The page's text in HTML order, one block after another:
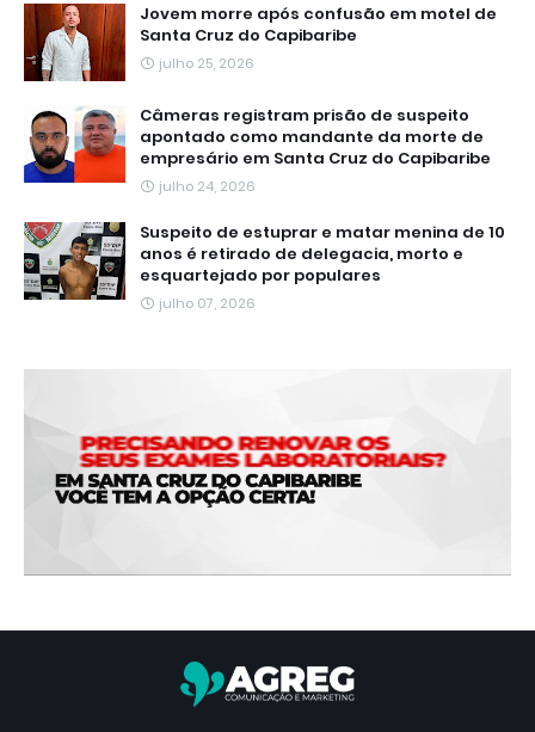
Jovem morre após confusão em motel de
Santa Cruz do Capibaribe
julho 25, 2026
Câmeras registram prisão de suspeito
apontado como mandante da morte de
empresário em Santa Cruz do Capibaribe
julho 24, 2026
Suspeito de estuprar e matar menina de 10
anos é retirado de delegacia, morto e
esquartejado por populares
julho 07, 2026